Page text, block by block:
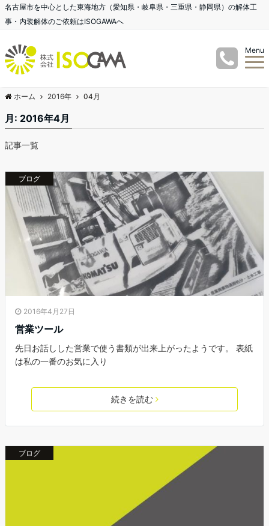
名古屋市を中心とした東海地方（愛知県・岐阜県・三重県・静岡県）の解体工
事・内装解体のご依頼はISOGAWAへ
Menu
ホーム 2016年 04月
月: 2016年4月
記事一覧
ブログ
2016年4月27日
営業ツール
先日お話しした営業で使う書類が出来上がったようです。 表紙
は私の一番のお気に入り
続きを読む
ブログ